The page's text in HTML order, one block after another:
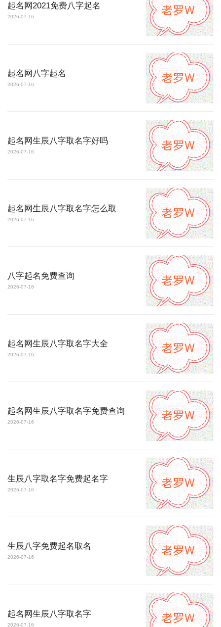
起名网2021免费八字起名
2026-07-16
起名网八字起名
2026-07-16
起名网生辰八字取名字好吗
2026-07-16
起名网生辰八字取名字怎么取
2026-07-16
八字起名免费查询
2026-07-16
起名网生辰八字取名字大全
2026-07-16
起名网生辰八字取名字免费查询
2026-07-16
生辰八字取名字免费起名字
2026-07-16
生辰八字免费起名取名
2026-07-16
起名网生辰八字取名字
2026-07-16